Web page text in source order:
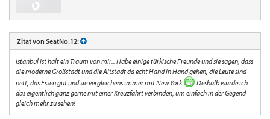
Zitat von SeatNo.12:
Istanbul ist halt ein Traum von mir.. Habe einige türkische Freunde und sie sagen, dass
die moderne Großstadt und die Altstadt da echt Hand in Hand gehen, die Leute sind
nett, das Essen gut und sie vergleichens immer mit New York
Deshalb würde ich
das eigentlich ganz gerne mit einer Kreuzfahrt verbinden, um einfach in der Gegend
gleich mehr zu sehen!